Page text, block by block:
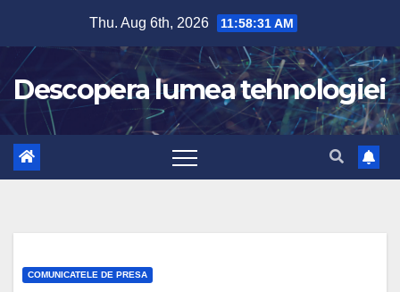
content
Thu. Aug 6th, 2026 11:58:32 AM
Descopera lumea tehnologiei
COMUNICATELE DE PRESA